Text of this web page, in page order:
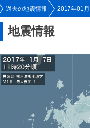
過去の地震情報 2017年01月
地震情報